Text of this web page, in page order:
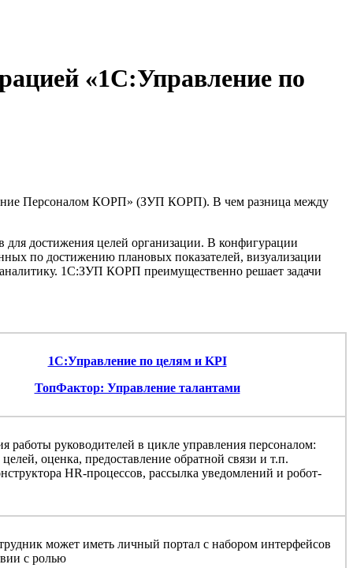
«1С:Управление по
Персоналом КОРП» (ЗУП КОРП). В чем разница между
для достижения целей организации. В конфигурации
по достижению плановых показателей, визуализации
аналитику. 1С:ЗУП КОРП преимущественно решает задачи
1С:Управление по целям и KPI
ТопФактор: Управление талантами
работы руководителей в цикле управления персоналом:
оценка, предоставление обратной связи и т.п.
HR-процессов, рассылка уведомлений и робот-
может иметь личный портал с набором интерфейсов
с ролью